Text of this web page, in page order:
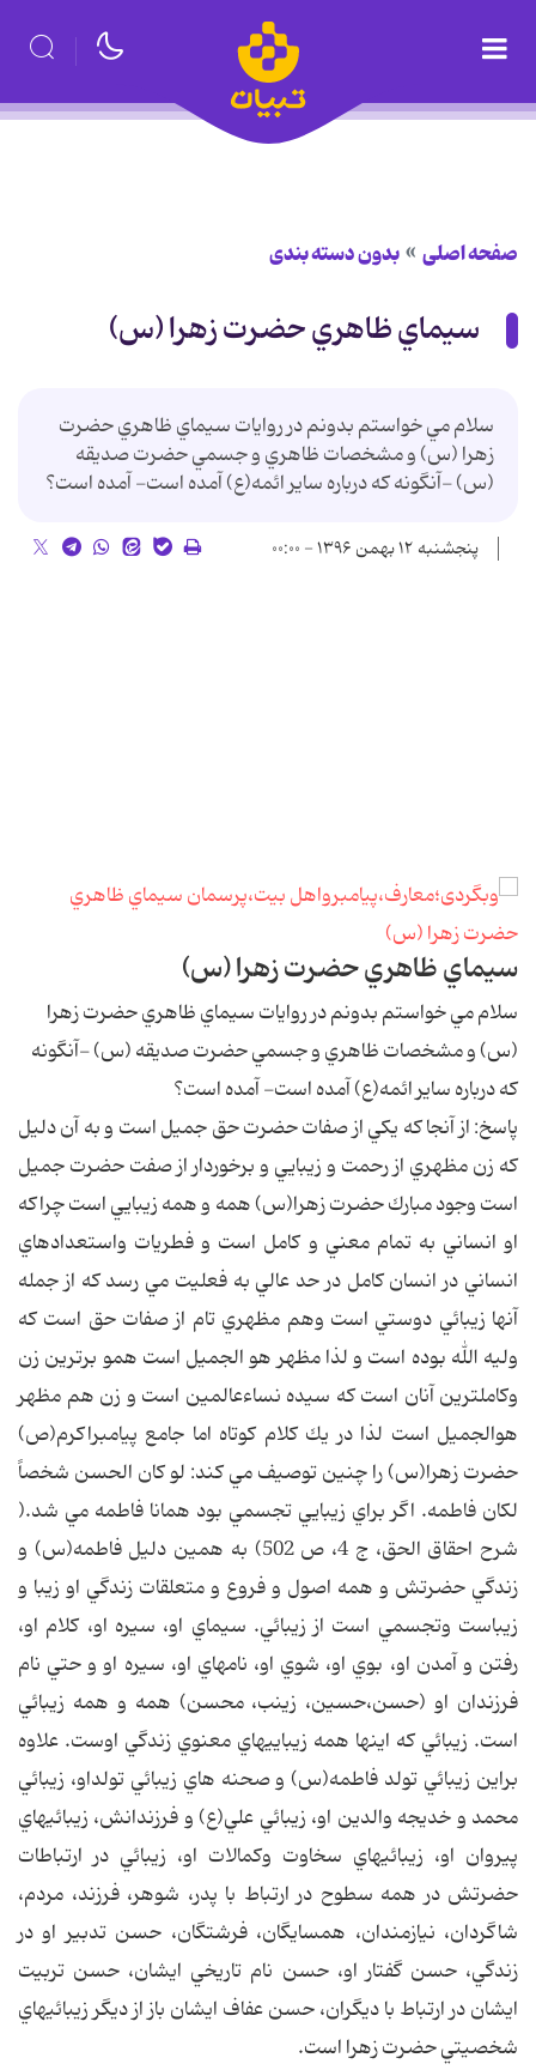
صفحه اصلی بدون دسته بندی
سيماي ظاهري حضرت زهرا (س)
سلام مي خواستم بدونم در روايات سيماي ظاهري حضرت
زهرا (س) و مشخصات ظاهري و جسمي حضرت صديقه
(س) -آنگونه كه درباره ساير ائمه(ع) آمده است- آمده است؟
پنجشنبه ۱۲ بهمن ۱۳۹۶ - ۰۰:۰۰
سيماي ظاهري حضرت زهرا (س)
سلام مي خواستم بدونم در روايات سيماي ظاهري حضرت زهرا
(س) و مشخصات ظاهري و جسمي حضرت صديقه (س) -آنگونه
كه درباره ساير ائمه(ع) آمده است- آمده است؟
پاسخ: از آنجا كه يكي از صفات حضرت حق جميل است و به آن دليل
كه زن مظهري از رحمت و زيبايي و برخوردار از صفت حضرت جميل
است وجود مبارك حضرت زهرا(س) همه و همه زيبايي است چراكه
او انساني به تمام معني و كامل است و فطريات واستعدادهاي
انساني در انسان كامل در حد عالي به فعليت مي رسد كه از جمله
آنها زيبائي دوستي است وهم مظهري تام از صفات حق است كه
وليه الله بوده است و لذا مظهر هو الجميل است همو برترين زن
وكاملترين آنان است كه سيده نساء‌عالمين است و زن هم مظهر
هوالجميل است لذا در يك كلام كوتاه اما جامع پيامبراكرم(ص)
حضرت زهرا(س) را چنين توصيف مي كند: لو كان الحسن شخصاً
لكان فاطمه. اگر براي زيبايي تجسمي بود همانا فاطمه مي شد.(
شرح احقاق الحق، ج 4، ص 502) به همين دليل فاطمه(س) و
زندگي حضرتش و همه اصول و فروع و متعلقات زندگي او زيبا و
زيباست وتجسمي است از زيبائي. سيماي او، سيره او، كلام او،
رفتن و آمدن او، بوي او، شوي او، نامهاي او، سيره او و حتي نام
فرزندان او (حسن،حسين، زينب، محسن) همه و همه زيبائي
است. زيبائي كه اينها همه زيباييهاي معنوي زندگي اوست. علاوه
براين زيبائي تولد فاطمه(س) و صحنه هاي زيبائي تولداو، زيبائي
محمد و خديجه والدين او، زيبائي علي(ع) و فرزندانش، زيبائيهاي
پيروان او، زيبائيهاي سخاوت وكمالات او، زيبائي در ارتباطات
حضرتش در همه سطوح در ارتباط با پدر، شوهر، فرزند، مردم،
شاگردان، نيازمندان، همسايگان، فرشتگان، حسن تدبير او در
زندگي، حسن گفتار او، حسن نام تاريخي ايشان، حسن تربيت
ايشان در ارتباط با ديگران، حسن عفاف ايشان باز از ديگر زيبائيهاي
شخصيتي حضرت زهرا است.